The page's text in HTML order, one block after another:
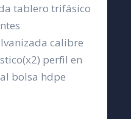
tablero trifásico
calibre
perfil en
bolsa hdpe